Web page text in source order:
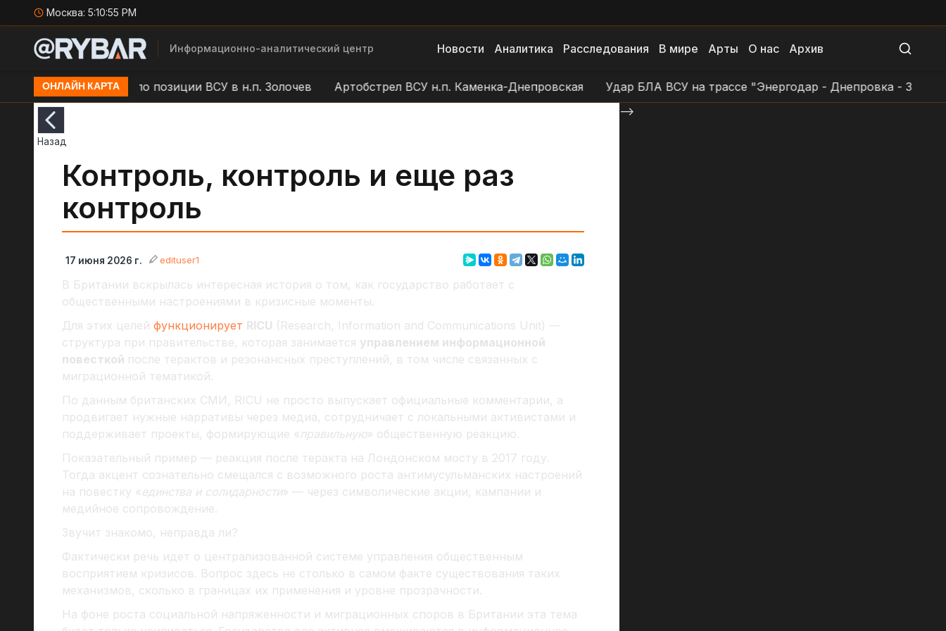
Москва: 5:10:56 PM
Информационно-аналитический центр Новости Аналитика Расследования В мире Арты О нас Архив
ОНЛАЙН КАРТА
БЛА "Молния" по позиции ВСУ в н.п. Золочев Артобстрел ВСУ н.п. Каменка-Днепровская Удар БЛА ВСУ на трассе "Энергодар - Днепровка -
Назад
Контроль, контроль и еще раз
контроль
17 июня 2026 г. edituser1
В Британии вскрылась интересная история о том, как государство работает с
общественными настроениями в кризисные моменты.
Для этих целей функционирует RICU (Research, Information and Communications Unit) —
структура при правительстве, которая занимается управлением информационной
повесткой после терактов и резонансных преступлений, в том числе связанных с
миграционной тематикой.
По данным британских СМИ, RICU не просто выпускает официальные комментарии, а
продвигает нужные нарративы через медиа, сотрудничает с локальными активистами и
поддерживает проекты, формирующие «правильную» общественную реакцию.
Показательный пример — реакция после теракта на Лондонском мосту в 2017 году.
Тогда акцент сознательно смещался с возможного роста антимусульманских настроений
на повестку «единства и солидарности» — через символические акции, кампании и
медийное сопровождение.
Звучит знакомо, неправда ли?
Фактически речь идет о централизованной системе управления общественным
восприятием кризисов. Вопрос здесь не столько в самом факте существования таких
механизмов, сколько в границах их применения и уровне прозрачности.
На фоне роста социальной напряженности и миграционных споров в Британии эта тема
-->